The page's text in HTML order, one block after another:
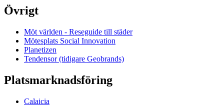
Övrigt
Möt världen - Reseguide till städer
Mötesplats Social Innovation
Planetizen
Tendensor (tidigare Geobrands)
Platsmarknadsföring
Calaicia